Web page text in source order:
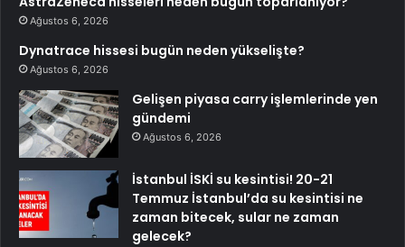
Ağustos 6, 2026
Dynatrace hissesi bugün neden yükselişte?
Ağustos 6, 2026
Gelişen piyasa carry işlemlerinde yen
gündemi
Ağustos 6, 2026
İstanbul İSKİ su kesintisi! 20-21
Temmuz İstanbul’da su kesintisi ne
zaman bitecek, sular ne zaman
gelecek?